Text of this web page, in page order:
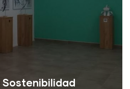
Sostenibilidad